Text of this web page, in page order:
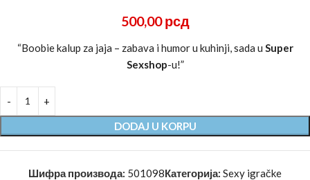
500,00рсд
“Boobie kalup za jaja – zabava i humor u kuhinji, sada u Super
Sexshop-u!”
DODAJ U KORPU
Шифра производа: 501098Категорија: Sexy igračke